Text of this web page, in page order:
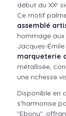
début du XXᵉ
Ce motif
assemblé
hommage
Jacques-
marqueterie
métallisée,
une richesse
Disponible en
s'harmonise
"Ebony",